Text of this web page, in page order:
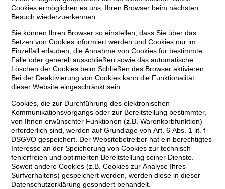
Cookies ermöglichen es uns, Ihren Browser beim nächsten
Besuch wiederzuerkennen.
Sie können Ihren Browser so einstellen, dass Sie über das
Setzen von Cookies informiert werden und Cookies nur im
Einzelfall erlauben, die Annahme von Cookies für bestimmte
Fälle oder generell ausschließen sowie das automatische
Löschen der Cookies beim Schließen des Browser aktivieren.
Bei der Deaktivierung von Cookies kann die Funktionalität
dieser Website eingeschränkt sein.
Cookies, die zur Durchführung des elektronischen
Kommunikationsvorgangs oder zur Bereitstellung bestimmter,
von Ihnen erwünschter Funktionen (z.B. Warenkorbfunktion)
erforderlich sind, werden auf Grundlage von Art. 6 Abs. 1 lit. f
DSGVO gespeichert. Der Websitebetreiber hat ein berechtigtes
Interesse an der Speicherung von Cookies zur technisch
fehlerfreien und optimierten Bereitstellung seiner Dienste.
Soweit andere Cookies (z.B. Cookies zur Analyse Ihres
Surfverhaltens) gespeichert werden, werden diese in dieser
Datenschutzerklärung gesondert behandelt.